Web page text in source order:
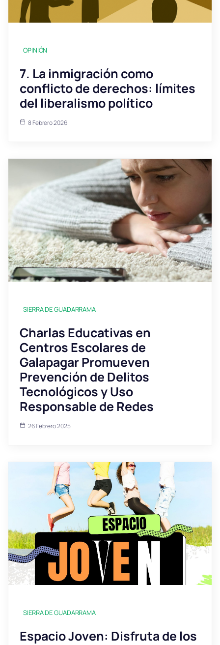
OPINIÓN
7. La inmigración como
conflicto de derechos: límites
del liberalismo político
8 Febrero 2026
SIERRA DE GUADARRAMA
Charlas Educativas en
Centros Escolares de
Galapagar Promueven
Prevención de Delitos
Tecnológicos y Uso
Responsable de Redes
26 Febrero 2025
SIERRA DE GUADARRAMA
Espacio Joven: Disfruta de los